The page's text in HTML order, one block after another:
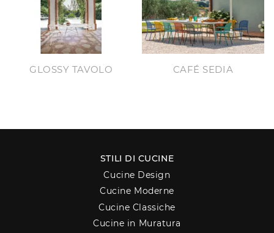
GLOSSY TAVOLO CAFÉ SEDIA
STILI DI CUCINE
Cucine Design
Cucine Moderne
Cucine Classiche
Cucine in Muratura